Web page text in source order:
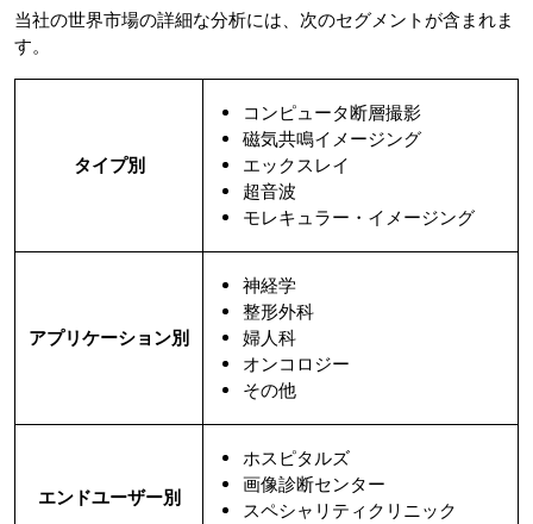
当社の世界市場の詳細な分析には、次のセグメントが含まれま
す。
タイプ別
コンピュータ断層撮影
磁気共鳴イメージング
エックスレイ
超音波
モレキュラー・イメージング
アプリケーション別
神経学
整形外科
婦人科
オンコロジー
その他
エンドユーザー別
ホスピタルズ
画像診断センター
スペシャリティクリニック